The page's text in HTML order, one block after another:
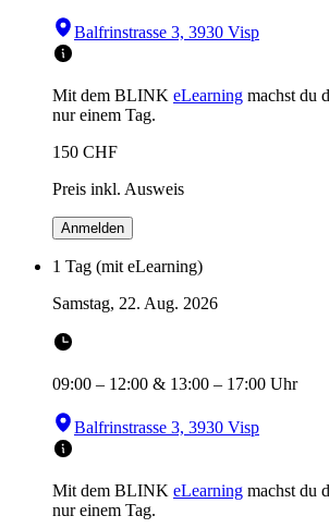
Balfrinstrasse 3, 3930 Visp
Mit dem BLINK eLearning machst du
nur einem Tag.
150 CHF
Preis inkl. Ausweis
Anmelden
1 Tag (mit eLearning)
Samstag, 22. Aug. 2026
09:00 – 12:00 & 13:00 – 17:00 Uhr
Balfrinstrasse 3, 3930 Visp
Mit dem BLINK eLearning machst du
nur einem Tag.